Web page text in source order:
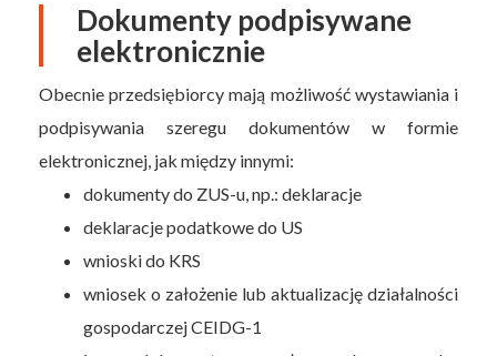
Dokumenty podpisywane
elektronicznie
Obecnie przedsiębiorcy mają możliwość wystawiania i
podpisywania szeregu dokumentów w formie
elektronicznej, jak między innymi:
dokumenty do ZUS-u, np.: deklaracje
deklaracje podatkowe do US
wnioski do KRS
wniosek o założenie lub aktualizację działalności
gospodarczej CEIDG-1